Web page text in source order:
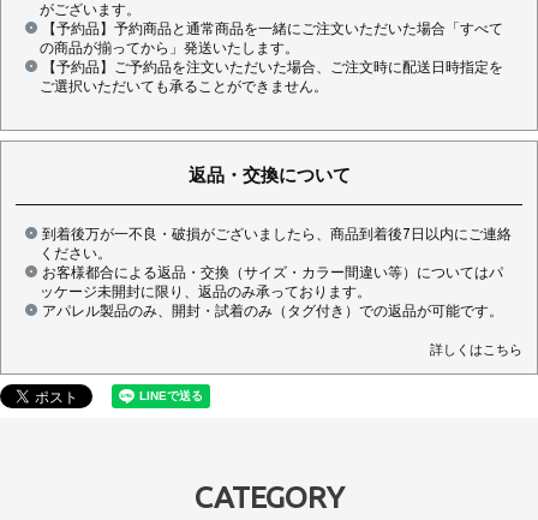
がございます。
【予約品】予約商品と通常商品を一緒にご注文いただいた場合「すべて
の商品が揃ってから」発送いたします。
【予約品】ご予約品を注文いただいた場合、ご注文時に配送日時指定を
ご選択いただいても承ることができません。
返品・交換について
到着後万が一不良・破損がございましたら、商品到着後7日以内にご連絡
ください。
お客様都合による返品・交換（サイズ・カラー間違い等）についてはパ
ッケージ未開封に限り、返品のみ承っております。
アパレル製品のみ、開封・試着のみ（タグ付き）での返品が可能です。
詳しくはこちら
CATEGORY